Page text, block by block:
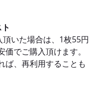
頂いた場合は、1枚55円
価でご購入頂けます。
ば、再利用することも